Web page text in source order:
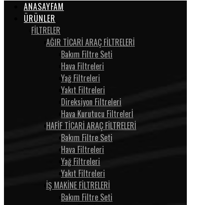
ANASAYFAM
ÜRÜNLER
FİLTRELER
AĞIR TİCARİ ARAÇ FİLTRELERİ
Bakım Filtre Seti
Hava Filtreleri
Yağ Filtreleri
Yakıt Filtreleri
Direksiyon Filtreleri
Hava Kurutucu Filtrelerİ
HAFİF TİCARİ ARAÇ FİLTRELERİ
Bakım Filtre Seti
Hava Filtreleri
Yağ Filtreleri
Yakıt Filtreleri
İŞ MAKİNE FİLTRELERİ
Bakım Filtre Seti